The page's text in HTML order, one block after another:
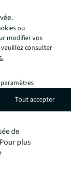
le
de
plus de
plus
tous les
de
plus
ou
modifier vos
consulter
Tout accepter